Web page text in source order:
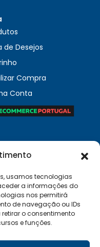
usamos tecnologias
a informações do
nos permitirá
de navegação ou IDs
retirar o consentimento
e funções.
de Desejos
Compra
Conta